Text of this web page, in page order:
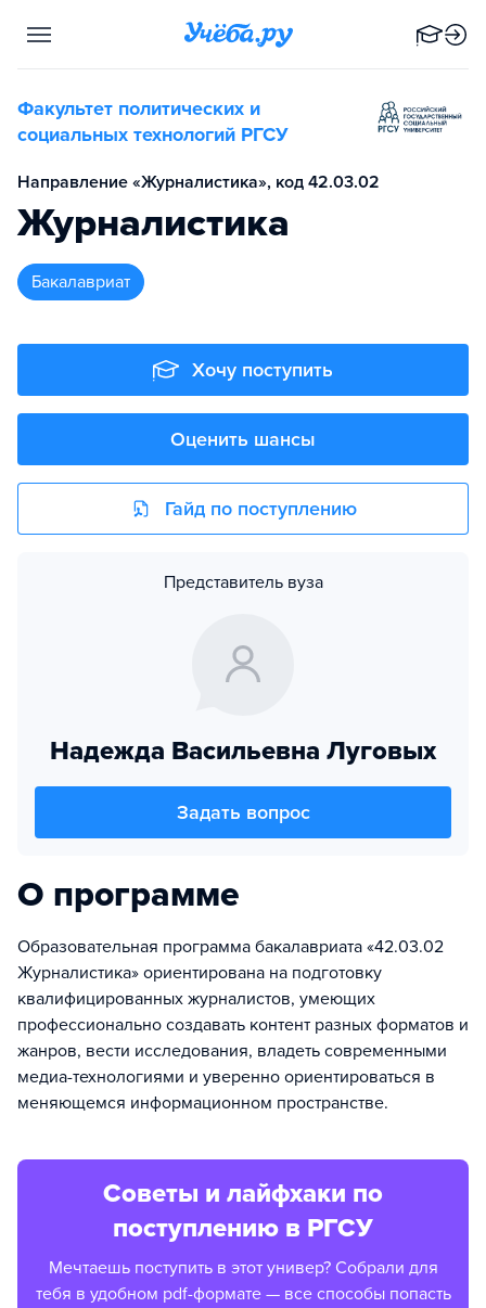
Факультет политических и
социальных технологий РГСУ
Направление «Журналистика», код 42.03.02
Журналистика
бакалавриат
Хочу поступить
Оценить шансы
Гайд по поступлению
Представитель вуза
Надежда Васильевна Луговых
Задать вопрос
О программе
Образовательная программа бакалавриата «42.03.02
Журналистика» ориентирована на подготовку
квалифицированных журналистов, умеющих
профессионально создавать контент разных форматов и
жанров, вести исследования, владеть современными
медиа-технологиями и уверенно ориентироваться в
меняющемся информационном пространстве.
Советы и лайфхаки по
поступлению в РГСУ
Мечтаешь поступить в этот универ? Собрали для
тебя в удобном pdf-формате — все способы попасть